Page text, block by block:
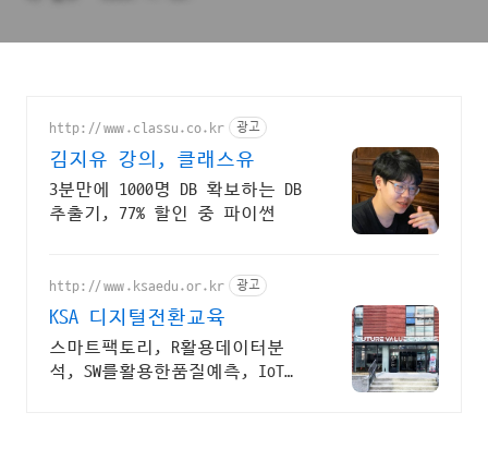
http://www.classu.co.kr 광고
김지유 강의, 클래스유
3분만에 1000명 DB 확보하는 DB
추출기, 77% 할인 중 파이썬
http://www.ksaedu.or.kr 광고
KSA 디지털전환교육
스마트팩토리, R활용데이터분
석, SW를활용한품질예측, IoT센